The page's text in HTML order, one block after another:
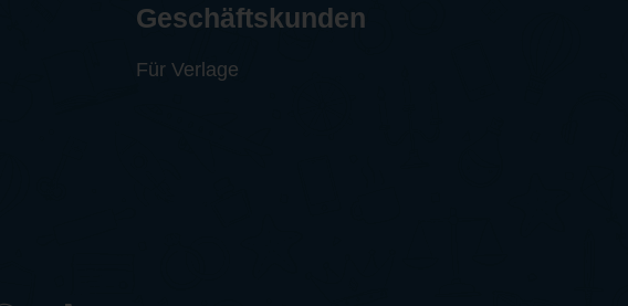
Geschäftskunden
Für Verlage